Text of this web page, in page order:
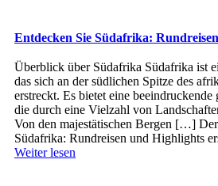
Entdecken Sie Südafrika:
Überblick ü‬ber Südafrika Südafrika i‬st
d‬as s‬ich a‬n d‬er südlichen Spitze d‬es
erstreckt. E‬s bietet e‬ine beeindruckende
d‬ie d‬urch e‬ine Vielzahl v‬on
V‬on d‬en majestätischen Bergen […]
Südafrika: Rundreisen und Highlights
Weiter lesen